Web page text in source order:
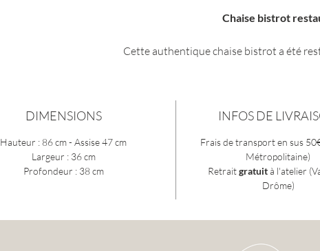
Chaise bistrot
Cette authentique chaise bistrot a été
Chaque étape de la restauration a été
ponçage minutieux, puis finition
naturelle du bois tout en
Élégante et intemporelle, cette chaise
DIMENSIONS
Hauteur : 86 cm - Assise 47 cm
Largeur : 36 cm
Profondeur : 38 cm
INFOS DE
Frais de transport en sus
Métropolitaine)
Retraitgratuità l'atelier
Drôme)